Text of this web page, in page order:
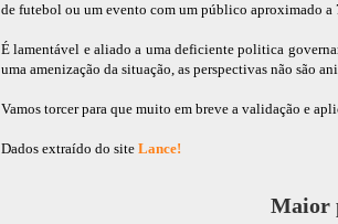
de futebol ou um evento com um público aproximado a
É lamentável e aliado a uma deficiente politica
uma amenização da situação, as perspectivas não são
Vamos torcer para que muito em breve a validação e
Dados extraído do site Lance!
Maior